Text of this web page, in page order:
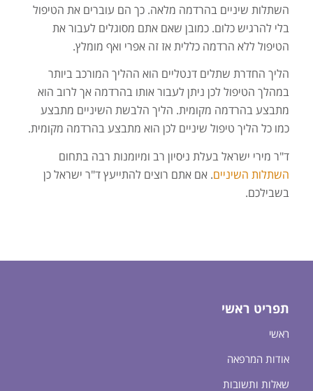
השתלות שיניים בהרדמה מלאה. כך הם עוברים את הטיפול
בלי להרגיש כלום. כמובן שאם אתם מסוגלים לעבור את
הטיפול ללא הרדמה כללית אז זה אפרי ואף מומלץ.
הליך החדרת שתלים דנטליים הוא ההליך המורכב ביותר
במהלך הטיפול לכן ניתן לעבור אותו בהרדמה אך לרוב הוא
מתבצע בהרדמה מקומית. הליך הלבשת השיניים מתבצע
כמו כל הליך טיפול שיניים לכן הוא מתבצע בהרדמה מקומית.
ד"ר מירי ישראל בעלת ניסיון רב ומיומנות רבה בתחום
השתלות השיניים. אם אתם רוצים להתייעץ ד"ר ישראל כן
בשבילכם.
תפריט ראשי
ראשי
אודות המרפאה
שאלות ותשובות